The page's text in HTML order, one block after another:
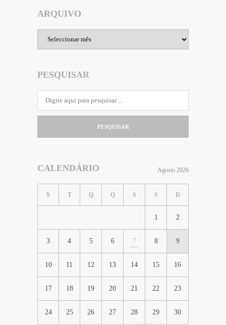
ARQUIVO
PESQUISAR
PESQUISAR
CALENDÁRIO Agosto 2026
S T Q Q S S D
1 2
3 4 5 6 7 8 9
10 11 12 13 14 15 16
17 18 19 20 21 22 23
24 25 26 27 28 29 30